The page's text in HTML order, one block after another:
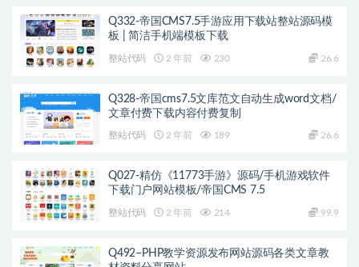
Q332-帝国CMS7.5手游应用下载站整站源码模
板 | 简洁手机端模板下载
整站代码 2 年前 230 26.6
Q328-帝国cms7.5文库范文自动生成word文档/
文章付费下载内容付费复制
整站代码 2 年前 189 26.6
Q027-精仿《11773手游》源码/手机游戏软件
下载门户网站模板/帝国CMS 7.5
整站代码 2 年前 214 99.9
Q492–PHP教学资源发布网站源码各类文章教